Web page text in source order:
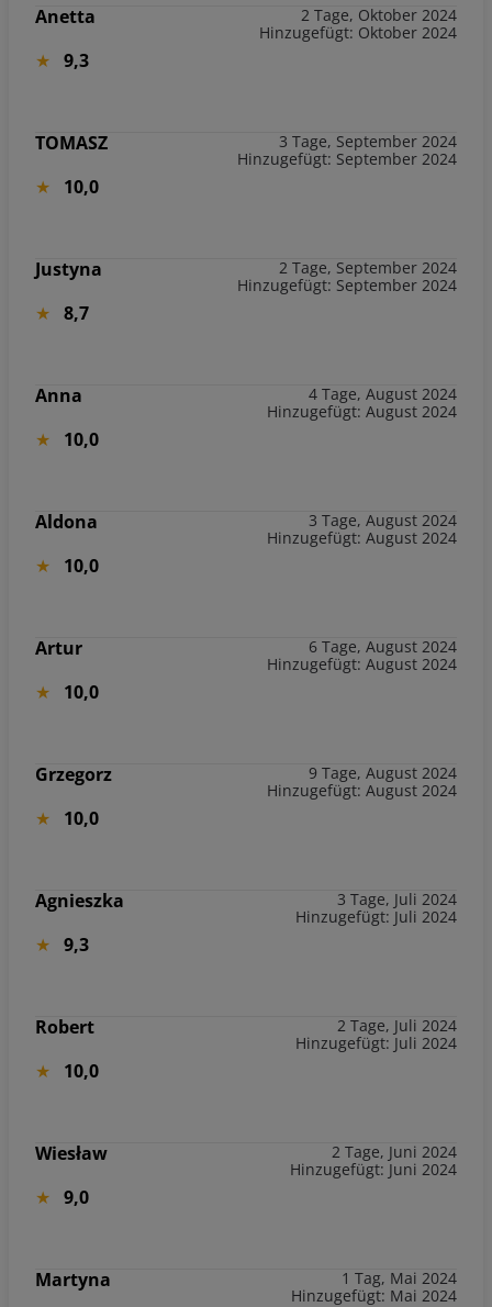
Anetta
2 Tage, Oktober 2024
Hinzugefügt: Oktober 2024
9,3
TOMASZ
3 Tage, September 2024
Hinzugefügt: September 2024
10,0
Justyna
2 Tage, September 2024
Hinzugefügt: September 2024
8,7
Anna
4 Tage, August 2024
Hinzugefügt: August 2024
10,0
Aldona
3 Tage, August 2024
Hinzugefügt: August 2024
10,0
Artur
6 Tage, August 2024
Hinzugefügt: August 2024
10,0
Grzegorz
9 Tage, August 2024
Hinzugefügt: August 2024
10,0
Agnieszka
3 Tage, Juli 2024
Hinzugefügt: Juli 2024
9,3
Robert
2 Tage, Juli 2024
Hinzugefügt: Juli 2024
10,0
Wiesław
2 Tage, Juni 2024
Hinzugefügt: Juni 2024
9,0
Martyna
1 Tag, Mai 2024
Hinzugefügt: Mai 2024